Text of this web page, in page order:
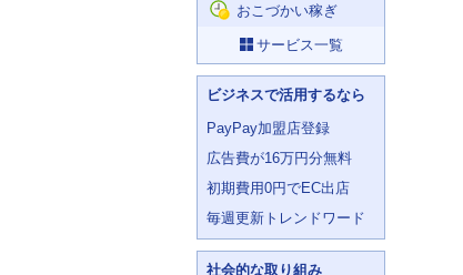
おこづかい稼ぎ
サービス一覧
ビジネスで活用するなら
PayPay加盟店登録
広告費が16万円分無料
初期費用0円でEC出店
毎週更新トレンドワード
社会的な取り組み